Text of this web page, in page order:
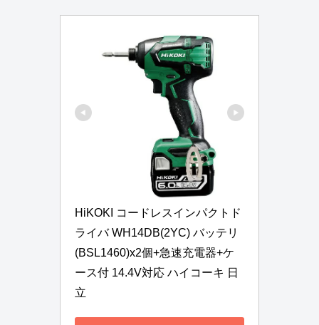
HiKOKI コードレスインパクトド
ライバ WH14DB(2YC) バッテリ
(BSL1460)x2個+急速充電器+ケ
ース付 14.4V対応 ハイコーキ 日
立